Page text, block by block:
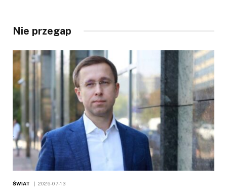
Nie przegap
ŚWIAT 2026-07-13